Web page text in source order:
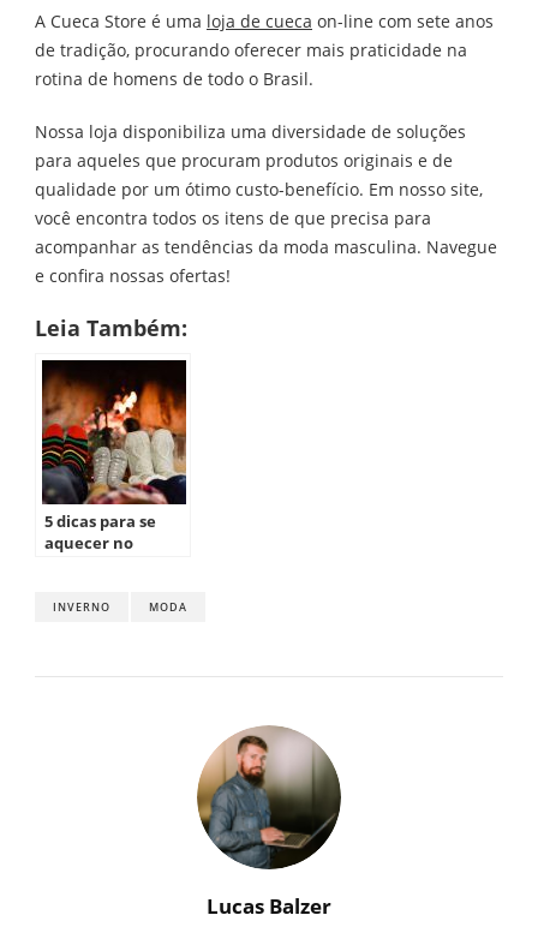
A Cueca Store é uma loja de cueca on-line com sete anos
de tradição, procurando oferecer mais praticidade na
rotina de homens de todo o Brasil.
Nossa loja disponibiliza uma diversidade de soluções
para aqueles que procuram produtos originais e de
qualidade por um ótimo custo-benefício. Em nosso site,
você encontra todos os itens de que precisa para
acompanhar as tendências da moda masculina. Navegue
e confira nossas ofertas!
Leia Também:
5 dicas para se
aquecer no
INVERNO MODA
Lucas Balzer